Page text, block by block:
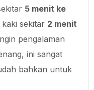
5 menit ke
sekitar 2 menit
pengalaman
ini sangat
bahkan untuk